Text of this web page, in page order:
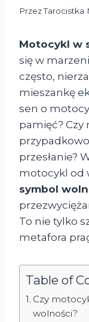
PrzezTarocistka
Motocykl w
się w
często,
mieszankę
sen o
pamięć? Czy
przesłanie?
motocykl od
symbol
To nie tylko
metafora
Table of
Czy
wolności?